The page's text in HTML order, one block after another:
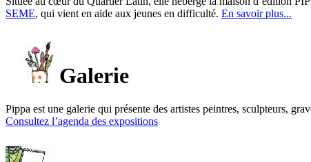
SEME, qui vient en aide aux jeunes en difficulté. En savoir plus...
Galerie
Pippa est une galerie qui présente des artistes peintres, sculpteurs,
Consultez l’agenda des expositions